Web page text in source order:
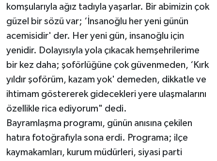
komşularıyla ağız tadıyla yaşarlar. Bir abimizin çok
güzel bir sözü var; ‘İnsanoğlu her yeni günün
acemisidir' der. Her yeni gün, insanoğlu için
yenidir. Dolayısıyla yola çıkacak hemşehrilerime
bir kez daha; şoförlüğüne çok güvenmeden, ‘Kırk
yıldır şoförüm, kazam yok' demeden, dikkatle ve
ihtimam göstererek gidecekleri yere ulaşmalarını
özellikle rica ediyorum" dedi.
Bayramlaşma programı, günün anısına çekilen
hatıra fotoğrafıyla sona erdi. Programa; ilçe
kaymakamları, kurum müdürleri, siyasi parti